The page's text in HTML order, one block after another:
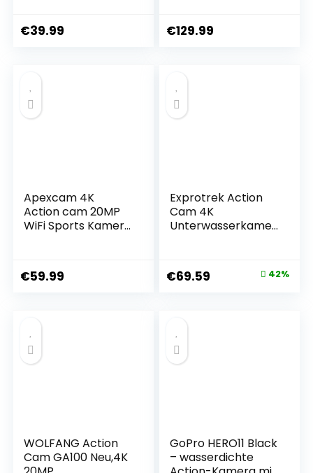
HelmetCamera,
€39.99
a WiFi 40M EIS Anti-
Sportkamera
Wasserdicht
€129.99
Apexcam 4K
Action cam 20MP
WiFi Sports Kamera
a 40m 170 °
Weitwinkel 2.4G
2x1050mAh Akkus
2.0-inch LCD
Bildschirm und
andere
€59.99
Exprotrek Action
Cam 4K
Unterwasserkamer
Kamera 170 ° Ultra-
Weitwinkel WiFi
Dual 1350 mAh
Akku
€69.59 42%
WOLFANG Action
Cam GA100 Neu,4K
GoPro HERO11 Black
– wasserdichte